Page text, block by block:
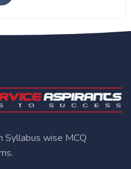
Syllabus wise MCQ